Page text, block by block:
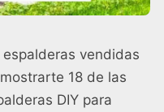
vendidas
18 de las
DIY para